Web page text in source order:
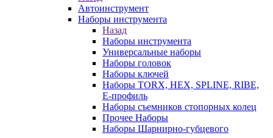
Автоинструмент
Наборы инструмента
Назад
Наборы инструмента
Универсальные наборы
Наборы головок
Наборы ключей
Наборы TORX, HEX, SPLINE, RIBE,
E-профиль
Наборы съемников стопорных колец
Прочее Наборы
Наборы Шарнирно-губцевого